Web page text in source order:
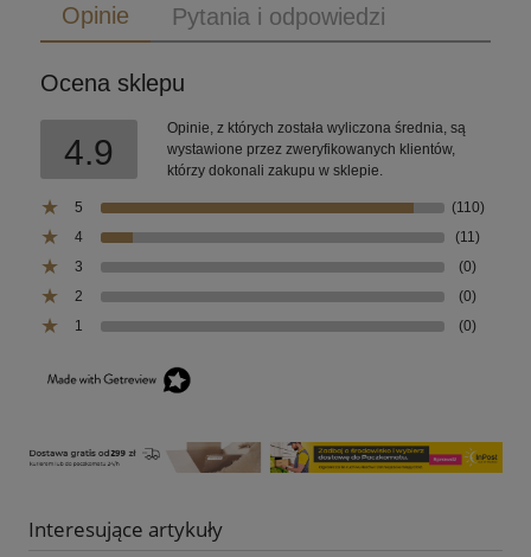
Opinie Pytania i odpowiedzi
Ocena sklepu
4.9
Opinie, z których została wyliczona średnia, są
wystawione przez zweryfikowanych klientów,
którzy dokonali zakupu w sklepie.
5
(110)
4
(11)
3
(0)
2
(0)
1
(0)
Interesujące artykuły